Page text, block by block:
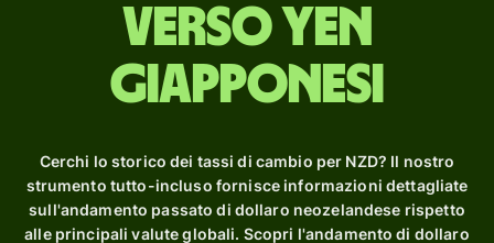
verso yen
giapponesi
Cerchi lo storico dei tassi di cambio per NZD? Il nostro
strumento tutto-incluso fornisce informazioni dettagliate
sull'andamento passato di dollaro neozelandese rispetto
alle principali valute globali. Scopri l'andamento di dollaro